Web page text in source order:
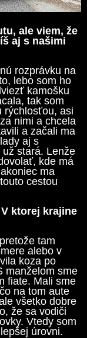
ale viem, že
aj s našimi
rozprávku na
lebo som ho
kamošku
tak som
rýchlosťou, asi
nimi a chcela
a začali ma
aj s
stará. Lenže
kde má
ma
cestou
ktorej krajine
tam
alebo v
koza po
manželom sme
fiate. Mali sme
na tom aute
všetko dobre
že sa vodiči
Vtedy som
úrovni.